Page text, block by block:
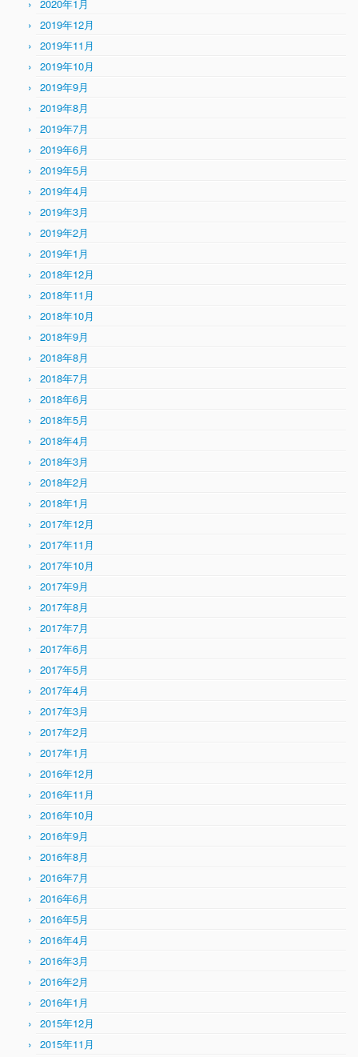
2020年1月
2019年12月
2019年11月
2019年10月
2019年9月
2019年8月
2019年7月
2019年6月
2019年5月
2019年4月
2019年3月
2019年2月
2019年1月
2018年12月
2018年11月
2018年10月
2018年9月
2018年8月
2018年7月
2018年6月
2018年5月
2018年4月
2018年3月
2018年2月
2018年1月
2017年12月
2017年11月
2017年10月
2017年9月
2017年8月
2017年7月
2017年6月
2017年5月
2017年4月
2017年3月
2017年2月
2017年1月
2016年12月
2016年11月
2016年10月
2016年9月
2016年8月
2016年7月
2016年6月
2016年5月
2016年4月
2016年3月
2016年2月
2016年1月
2015年12月
2015年11月